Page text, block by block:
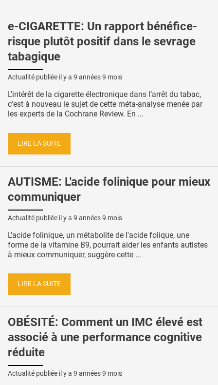
e-CIGARETTE: Un rapport bénéfice-
risque plutôt positif dans le sevrage
tabagique
Actualité publiée il y a 9 années 9 mois
L’intérêt de la cigarette électronique dans l’arrêt du tabac,
c’est à nouveau le sujet de cette méta-analyse menée par
les experts de la Cochrane Review. En ...
LIRE LA SUITE
AUTISME: L'acide folinique pour mieux
communiquer
Actualité publiée il y a 9 années 9 mois
L'acide folinique, un métabolite de l'acide folique, une
forme de la vitamine B9, pourrait aider les enfants autistes
à mieux communiquer, suggère cette ...
LIRE LA SUITE
OBÉSITÉ: Comment un IMC élevé est
associé à une performance cognitive
réduite
Actualité publiée il y a 9 années 9 mois